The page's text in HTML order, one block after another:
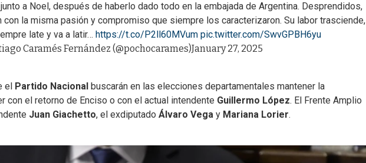
a Noel, después de haberlo dado todo en la embajada de Argentina. Desprendidos,
la misma pasión y compromiso que siempre los caracterizaron. Su labor trasciende,
late y va a latir… https://t.co/P2ll60MVum pic.twitter.com/SwvGPBH6yu
Caramés Fernández (@pochocarames)January 27, 2025
el Partido Nacional buscarán en las elecciones departamentales mantener la
con el retorno de Enciso o con el actual intendente Guillermo López. El Frente Amplio
Juan Giachetto, el exdiputado Álvaro Vega y Mariana Lorier.